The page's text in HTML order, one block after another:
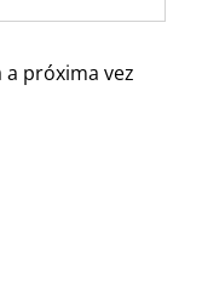
próxima vez